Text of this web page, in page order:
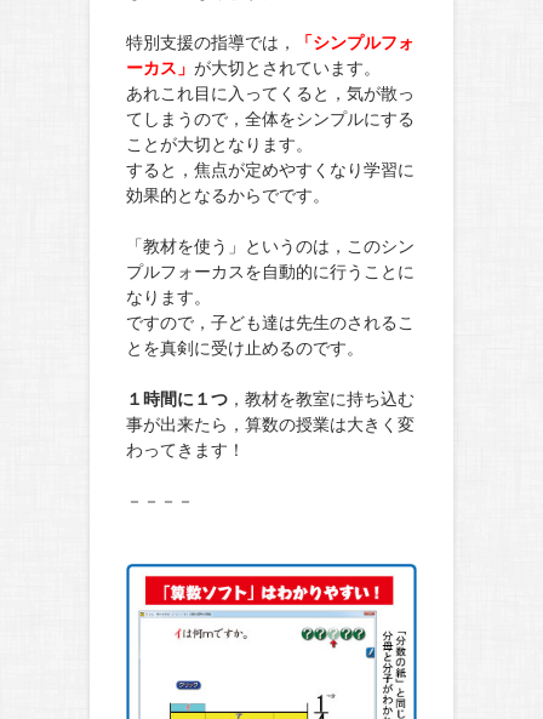
特別支援の指導では，
「シンプルフォ
ーカス」 が大切とされています。
あれこれ目に入ってくると，気が散っ
てしまうので，全体をシンプルにする
ことが大切となります。
すると，焦点が定めやすくなり学習に
効果的となるからでです。
「教材を使う」というのは，このシン
プルフォーカスを自動的に行うことに
なります。
ですので，子ども達は先生のされるこ
とを真剣に受け止めるのです。
１時間に１つ ，教材を教室に持ち込む
事が出来たら，算数の授業は大きく変
わってきます！
－－－－